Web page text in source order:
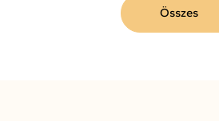
Összes